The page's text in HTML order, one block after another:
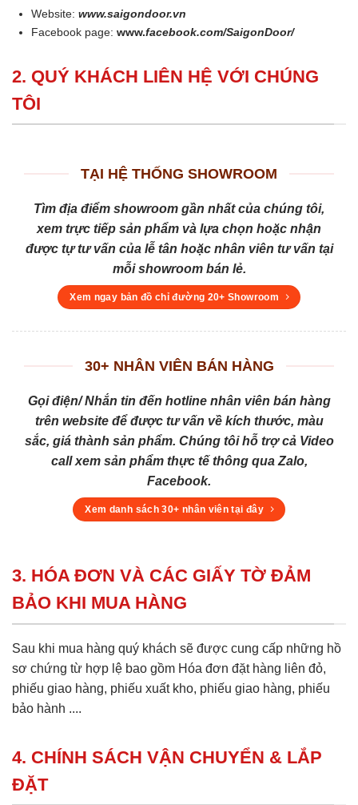
Website:www.saigondoor.vn
Facebook page:www.facebook.com/SaigonDoor/
2. QUÝ KHÁCH LIÊN HỆ VỚI CHÚNG
TÔI
TẠI HỆ THỐNG SHOWROOM
Tìm địa điểm showroom gần nhất của chúng tôi,
xem trực tiếp sản phẩm và lựa chọn hoặc nhận
được tự tư vấn của lễ tân hoặc nhân viên tư vấn tại
mỗi showroom bán lẻ.
Xem ngay bản đồ chỉ đường 20+ Showroom
30+ NHÂN VIÊN BÁN HÀNG
Gọi điện/ Nhắn tin đến hotline nhân viên bán hàng
trên website để được tư vấn về kích thước, màu
sắc, giá thành sản phẩm. Chúng tôi hỗ trợ cả Video
call xem sản phẩm thực tế thông qua Zalo,
Facebook.
Xem danh sách 30+ nhân viên tại đây
3. HÓA ĐƠN VÀ CÁC GIẤY TỜ ĐẢM
BẢO KHI MUA HÀNG
Sau khi mua hàng quý khách sẽ được cung cấp những hồ
sơ chứng từ hợp lệ bao gồm Hóa đơn đặt hàng liên đỏ,
phiếu giao hàng, phiếu xuất kho, phiếu giao hàng, phiếu
bảo hành ....
4. CHÍNH SÁCH VẬN CHUYỂN & LẮP
ĐẶT